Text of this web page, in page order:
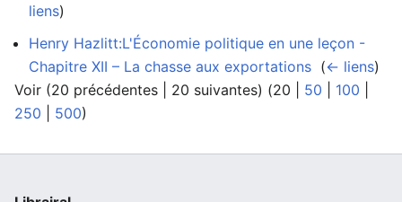
liens)
Henry Hazlitt:L'Économie politique en une leçon -
Chapitre XII – La chasse aux exportations (← liens)
Voir (20 précédentes 20 suivantes) (20 50 100
250
500)